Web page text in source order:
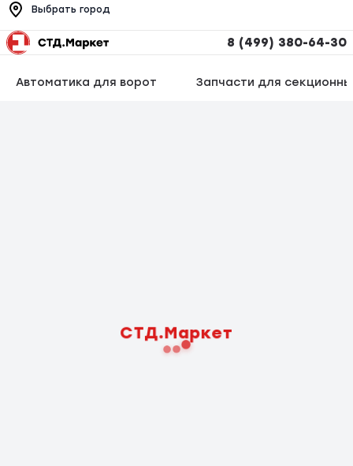
Выбрать город
8 (499) 380-64-30
Автоматика для ворот Запчасти для
СТД.Маркет